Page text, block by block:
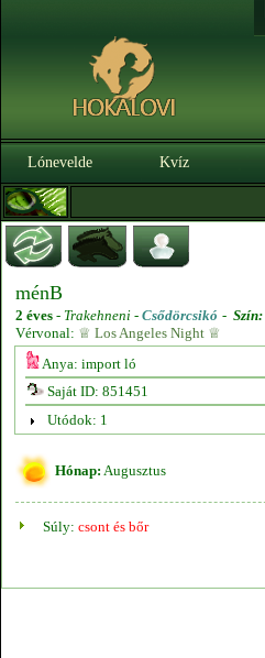
Lónevelde Kvíz
ménB
2 éves - Trakehneni - Csődörcsikó - Szín:
Vérvonal: ♕ Los Angeles Night ♕
Anya: import ló
Saját ID: 851451
Utódok: 1
Hónap: Augusztus
Súly: csont és bőr